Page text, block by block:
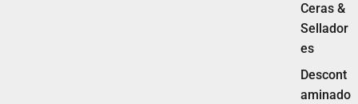
Ceras &
Sellador
es
Descont
aminado